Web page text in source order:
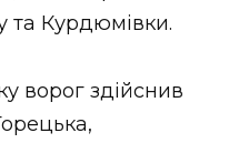
та Курдюмівки.
ворог здійснив